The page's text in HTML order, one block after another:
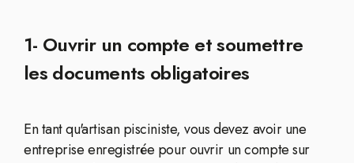
1- Ouvrir un compte et soumettre
les documents obligatoires
En tant qu'artisan pisciniste, vous devez avoir une
entreprise enregistrée pour ouvrir un compte sur